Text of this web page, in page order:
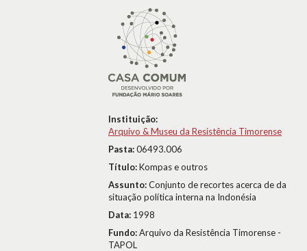
Instituição:
Arquivo & Museu da Resistência Timorense
Pasta:06493.006
Título:Kompas e outros
Assunto:Conjunto de recortes acerca de da
situação política interna na Indonésia
Data: 1998
Fundo:Arquivo da Resistência Timorense -
TAPOL